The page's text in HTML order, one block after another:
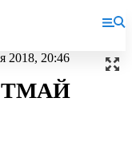
2018, 20:46